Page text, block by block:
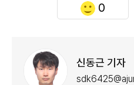
0
신동근 기자